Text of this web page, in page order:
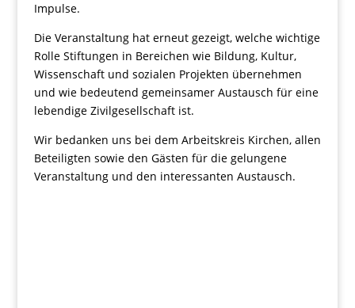
Impulse.
Die Veranstaltung hat erneut gezeigt, welche wichtige
Rolle Stiftungen in Bereichen wie Bildung, Kultur,
Wissenschaft und sozialen Projekten übernehmen
und wie bedeutend gemeinsamer Austausch für eine
lebendige Zivilgesellschaft ist.
Wir bedanken uns bei dem Arbeitskreis Kirchen, allen
Beteiligten sowie den Gästen für die gelungene
Veranstaltung und den interessanten Austausch.